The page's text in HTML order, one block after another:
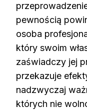
pewnością
osoba
który swoim
zaświadczy jej
przekazuje
nadzwyczaj
których nie